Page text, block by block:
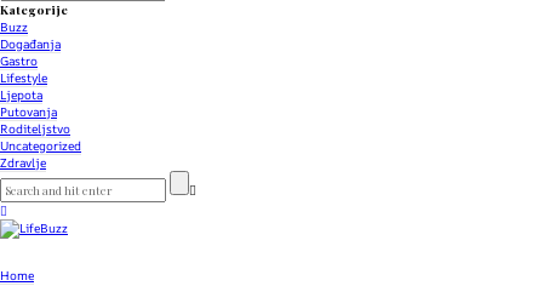
Kategorije
Buzz
Događanja
Gastro
Lifestyle
Ljepota
Putovanja
Roditeljstvo
Uncategorized
Zdravlje
Home